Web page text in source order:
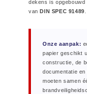
dekens is
vanDIN SPEC 91489
Onze aanpak:
papier geschikt
constructie, de
documentatie
moeten samen